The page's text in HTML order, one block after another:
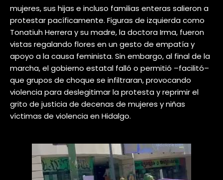
mujeres, sus hijas e incluso familias enteras salieron a
protestar pacíficamente. Figuras de izquierda como
Tonatiuh Herrera y su madre, la doctora Irma, fueron
vistas regalando flores en un gesto de empatía y
apoyo a la causa feminista. Sin embargo, al final de la
marcha, el gobierno estatal falló o permitió –facilitó–
que grupos de choque se infiltraran, provocando
violencia para deslegitimar la protesta y reprimir el
grito de justicia de decenas de mujeres y niñas
víctimas de violencia en Hidalgo.